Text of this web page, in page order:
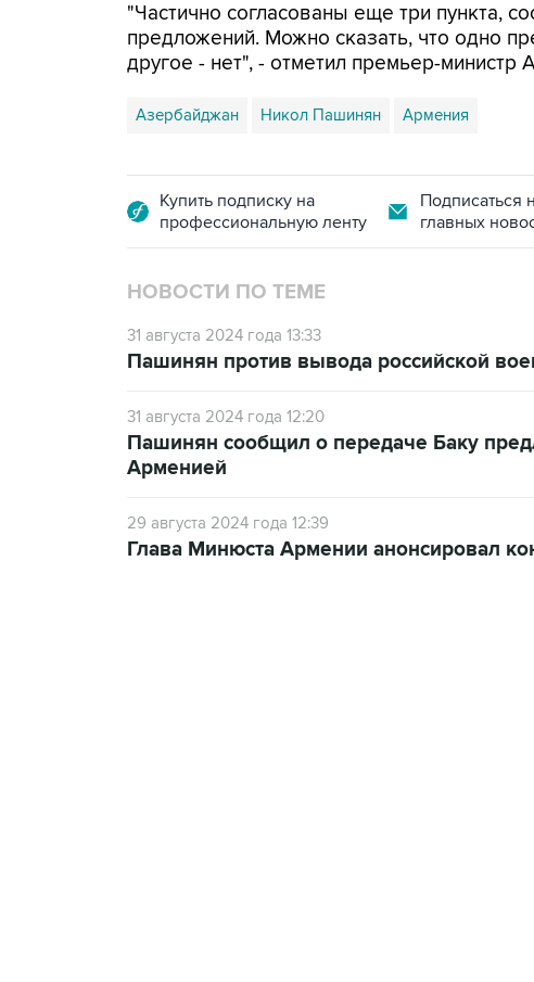
"Частично согласованы еще три пункта,
предложений. Можно сказать, что одно
другое - нет", - отметил премьер-министр
Азербайджан Никол Пашинян Армения
Купить подписку на
профессиональную ленту
Подписаться
главных
НОВОСТИ ПО ТЕМЕ
31 августа 2024 года 13:33
Пашинян против вывода российской
31 августа 2024 года 12:20
Пашинян сообщил о передаче Баку
Арменией
29 августа 2024 года 12:39
Глава Минюста Армении анонсировал